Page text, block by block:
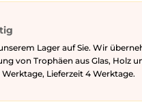
Lager auf Sie. Wir
von Trophäen aus Glas, Holz
Lieferzeit 4 Werktage.